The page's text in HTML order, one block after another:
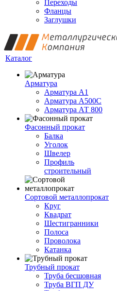
Переходы
Фланцы
Заглушки
Каталог
Арматура
Арматура А1
Арматура А500С
Арматура АТ 800
Фасонный прокат
Балка
Уголок
Швелер
Профиль
строительный
Сортовой металлопрокат
Круг
Квадрат
Шестигранники
Полоса
Проволока
Катанка
Трубный прокат
Труба бесшовная
Труба ВГП ДУ